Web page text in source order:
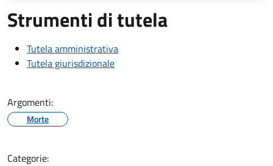
Strumenti di tutela
Tutela amministrativa
Tutela giurisdizionale
Argomenti:
Morte
Categorie: